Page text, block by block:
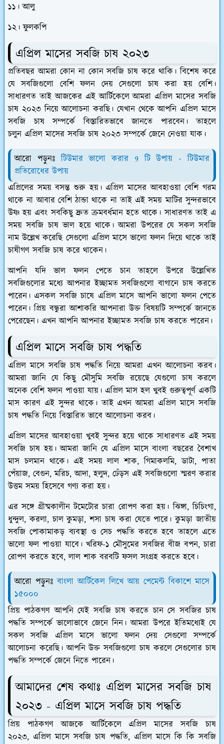
১১। আলু
১২। ফুলকপি
এপ্রিল মাসের সবজি চাষ ২০২৩
প্রতিবছর আমরা কোন না কোন সবজি চাষ করে থাকি। বিশেষ করে
যে সবজিগুলো বেশি ফলন দেয় সেগুলো চাষ করা হয় বেশি।
সাধারণত তাই আজকের এই আর্টিকেলে আমরা এপ্রিল মাসের সবজি
চাষ ২০২৩ নিয়ে আলোচনা করছি। যেখান থেকে আপনি এপ্রিল মাসে
সবজি চাষ সম্পর্কে বিস্তারিতভাবে জানতে পারবেন। তাহলে
চলুন এপ্রিল মাসের সবজি চাষ ২০২৩ সম্পর্কে জেনে নেওয়া যাক।
আরো পড়ুনঃটিউমার ভালো করার 9 টি উপায় - টিউমার
প্রতিরোধের উপায়
এপ্রিলের সময় বসন্ত শুরু হয়। এপ্রিল মাসের আবহাওয়া বেশি গরম
থাকে না আবার বেশি ঠান্ডা থাকে না তাই এই সময় মাটির সুন্দরভাবে
উষ্ণ হয় এবং সবকিছু দ্রুত ক্রমবর্ধমান হতে থাকে। সাধারণত তাই এ
সময় সবজি চাষ ভাল হয়ে থাকে। আমরা উপরের যে সকল সবজি
নাম উল্লেখ করেছি সেগুলো এপ্রিল মাসে ভালো ফলন দিয়ে থাকে তাই
চাষীগণ সবজি চাষ করে থাকেন।
আপনি যদি ভাল ফলন পেতে চান তাহলে উপরে উল্লেখিত
সবজিগুলোর মধ্যে আপনার ইচ্ছামত সবজিগুলো বাগানে চাষ করতে
পারেন। এসকল সবজি চাষে এপ্রিল মাসে আপনি ভালো ফলন পেতে
পারেন। প্রিয় বন্ধুরা আশাকরি আপনারা উক্ত বিষয়টি সম্পর্কে জানতে
পেরেছেন। এখন আপনি আপনার ইচ্ছামত সবজি চাষ করতে পারেন।
এপ্রিল মাসে সবজি চাষ পদ্ধতি
এপ্রিল মাসে সবজি চাষ পদ্ধতি নিয়ে আমরা এখন আলোচনা করব।
আমরা জানি যে কিছু মৌসুমি সবজি রয়েছে যেগুলো চাষ করলে
অনেক বেশি ফলন পাওয়া যায়। এপ্রিল মাস হল খুবই গুরুত্বপূর্ণ একটি
মাস কারণ এই সুন্দর থাকে। তাই এখন আমরা এপ্রিল মাসে সবজি
চাষ পদ্ধতি নিয়ে বিস্তারিত ভাবে আলোচনা করব।
এপ্রিল মাসের আবহাওয়া খুবই সুন্দর হয়ে থাকে সাধারণত এই সময়
সবজি চাষ হয়। আমরা জানি যে এপ্রিল মাসে বাংলা বছরের বৈশাখ
মাস চলমান থাকে। এই সময় লাল শাক, গিমাকলমি, ডাটা, পাতা
পেঁয়াজ, বেগুন, মরিচ, আদা, হলুদ, ঢেঁড়স এই সবজিগুলো স্মরণ করার
উত্তম সময় হিসেবে গণ্য করা হয়।
এর সঙ্গে গ্রীষ্মকালীন টমেটোর চারা রোপণ করা হয়। ঝিঙ্গা, চিচিংগা,
ধুন্দুল, করলা, চাল কুমড়া, শসা চাষ করা যেতে পারে। কুমড়া জাতীয়
সবজি পোকামাকড় ব্যবস্থা ও সেচ পদ্ধতি করতে হবে তাহলে এতে
ভালো ফল পাওয়া যাবে। খরিফ-১ মৌসুমের সবজির বীজ বপন, চারা
রোপণ করতে হবে, লাল শাক বরবটি ফসল সংগ্রহ করতে হবে।
আরো পড়ুনঃবাংলা আর্টিকেল লিখে আয় পেমেন্ট বিকাশে মাসে
১৫০০০
প্রিয় পাঠকগণ আপনি যেই সবজি চাষ করতে চান সে সবজির চাষ
পদ্ধতি সম্পর্কে ভালোভাবে জেনে নিন। আমরা উপরে ইতিমধ্যেই যে
সকল সবজি এপ্রিল মাসে ভালো ফলন দেয় সেগুলো সম্পর্কে
আলোচনা করেছি। আপনি উক্ত সবজিগুলো চাষ করলে সেগুলোর চাষ
পদ্ধতি সম্পর্কে জেনে নিতে পারেন।
আমাদের শেষ কথাঃ এপ্রিল মাসের সবজি চাষ
২০২৩ - এপ্রিল মাসে সবজি চাষ পদ্ধতি
প্রিয় পাঠকগণ আজকে আর্টিকেলে এপ্রিল মাসের সবজি চাষ
২০২৩, এপ্রিল মাসে সবজি চাষ পদ্ধতি, এপ্রিল মাসে কি কি সবজি